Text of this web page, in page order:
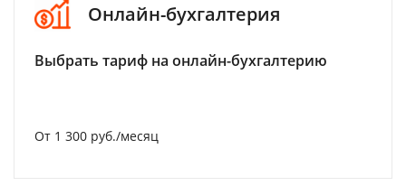
Онлайн-бухгалтерия
Выбрать тариф на онлайн-бухгалтерию
От 1 300 руб./месяц